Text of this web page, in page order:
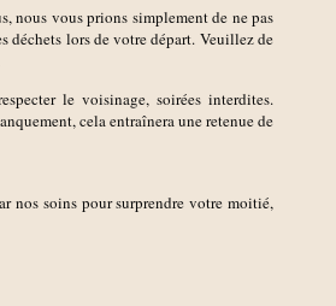
nous vous prions simplement de ne pas
déchets lors de votre départ. Veuillez de
le voisinage, soirées interdites.
cela entraînera une retenue de
nos soins pour surprendre votre moitié,